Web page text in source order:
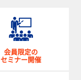
会員限定の
セミナー開催